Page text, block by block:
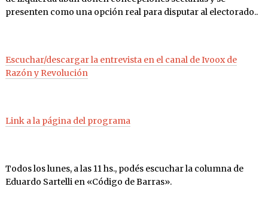
presenten como una opción real para disputar al electorado..
Escuchar/descargar la entrevista en el canal de Ivoox de
Razón y Revolución
Link a la página del programa
Todos los lunes, a las 11 hs., podés escuchar la columna de
Eduardo Sartelli en «Código de Barras».